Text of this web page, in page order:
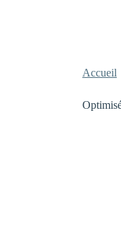
Accueil